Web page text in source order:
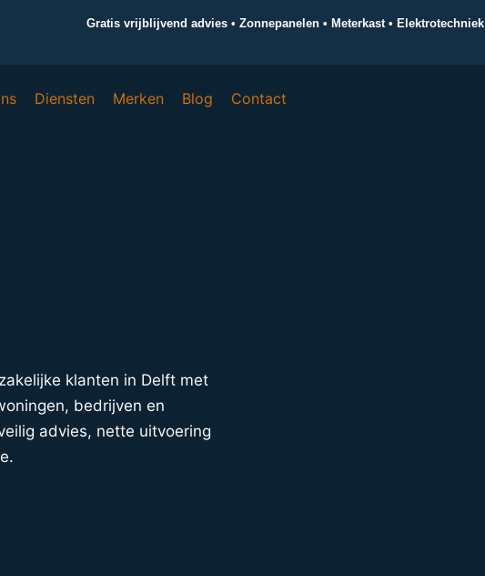
Gratis vrijblijvend advies • Zonnepanelen • Meterkast • Elektrotechniek
Diensten Merken Blog Contact
klanten in Delft met
bedrijven en
advies, nette uitvoering